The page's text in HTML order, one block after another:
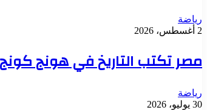
رياضة
2 أغسطس، 2026
مصر تكتب التاريخ في هونج كونج..
رياضة
30 يوليو، 2026